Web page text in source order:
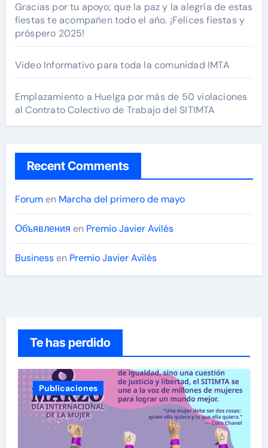
Gracias por tu apoyo; que la paz y la alegría de estas
fiestas te acompañen todo el año. ¡Felices fiestas y
próspero 2025!
Video Informativo para toda la comunidad IMTA
Emplazamiento a Huelga por más de 50 violaciones
al Contrato Colectivo de Trabajo del SITIMTA
Recent Comments
Forumen Marcha del primero de mayo
Объявления en Premio Javier Avilés
Businessen Premio Javier Avilés
Te has perdido
Publicaciones